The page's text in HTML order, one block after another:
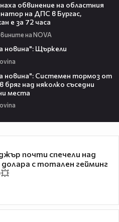
обвинение на областния
на ДПС в Бургас,
е за 72 часа
на NOVA
новина": Щъркели
новина": Системен тормоз от
бряг над няколко съседни
места
почти спечели над
с тотален гейминг